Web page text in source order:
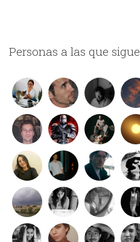
Personas a las que sigue